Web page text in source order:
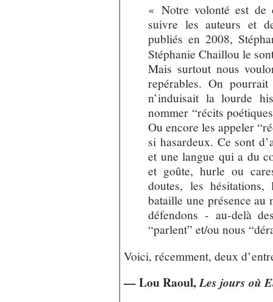
« Notre volonté est de
suivre les auteurs et
publiés en 2008,
Stéphanie Chaillou le
Mais surtout nous
repérables. On
n’induisait la lourde
nommer “récits
Ou encore les appeler
si hasardeux. Ce sont
et une langue qui a du
et goûte, hurle ou
doutes, les
bataille une présence
défendons - au-delà
“parlent” et/ou nous
Voici, récemment, deux
— Lou Raoul,Les jours où